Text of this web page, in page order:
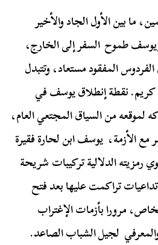
ما بين الأول الجاد والأخير
طموح السفر إلى الخارج،
المفقود مستعاد، وتتبدل
كريم. نقطة إنطلاق يوسف في
لموقعه من السياق المجتعي العام،
مع الأزمة، يوسف ابن لحارة فقيرة
الدلالية تركيبات شريحة
تراكمت عليها بعد فتح
مرورا بأزمات الإغتراب
لجيل الشباب الصاعد.